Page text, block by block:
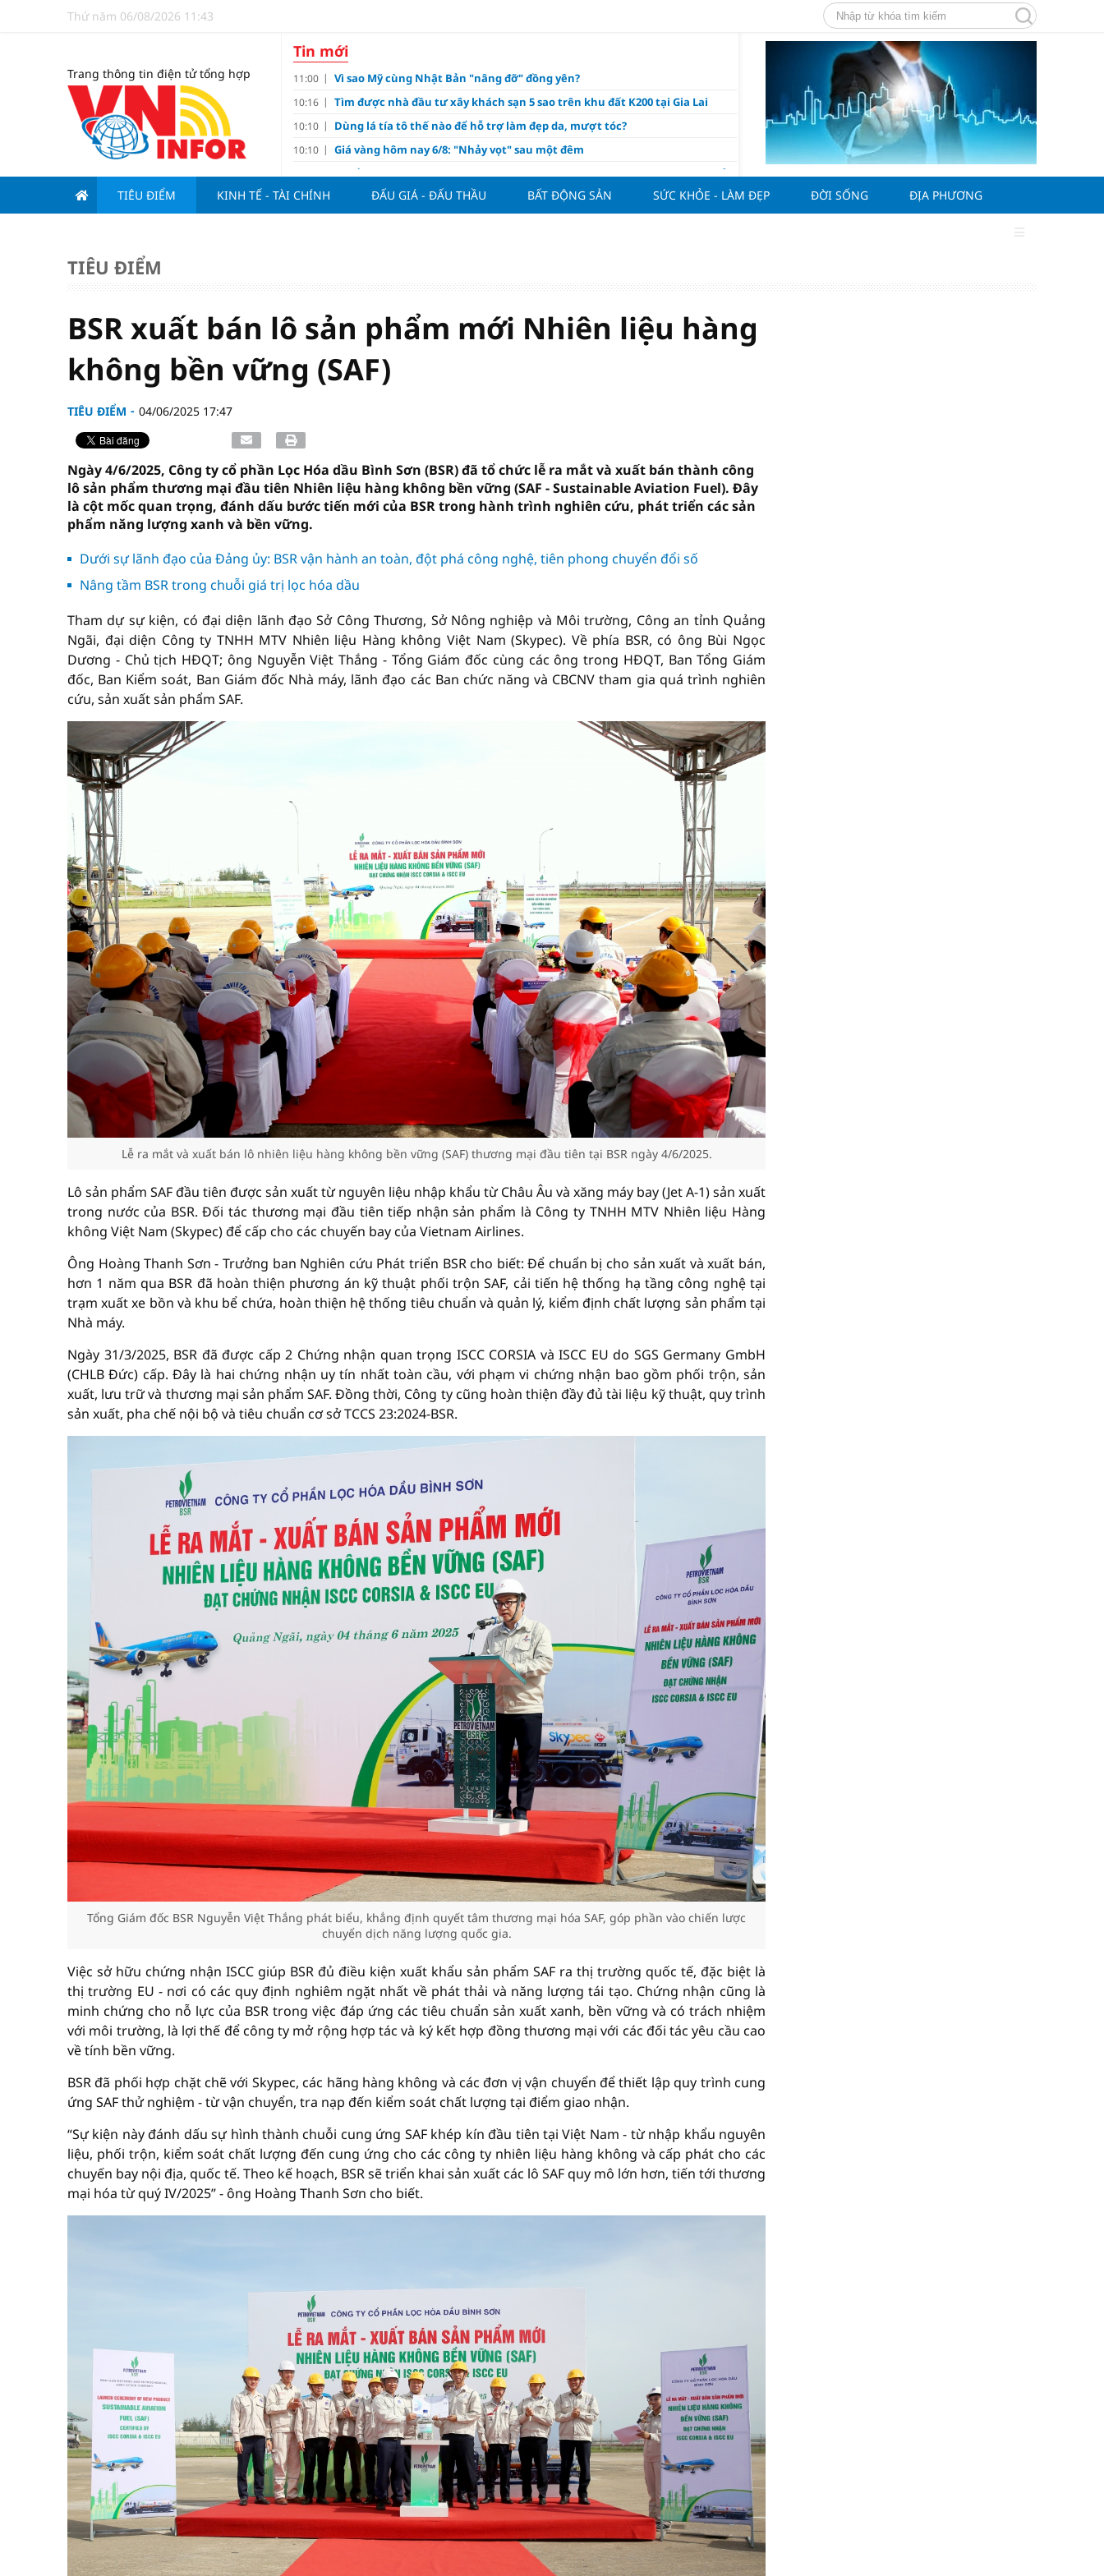
Thứ năm 06/08/2026 11:43
Trang thông tin điện tử tổng hợp
Tin mới
11:00 Vì sao Mỹ cùng Nhật Bản "nâng đỡ" đồng yên?
10:16 Tìm được nhà đầu tư xây khách sạn 5 sao trên khu đất K200 tại Gia Lai
10:10 Dùng lá tía tô thế nào để hỗ trợ làm đẹp da, mượt tóc?
10:10 Giá vàng hôm nay 6/8: "Nhảy vọt" sau một đêm
10:07
Tuyển Việt Nam tính bài toán xoay tua tại ASEAN Cup 2026 và màn đáp trả
nảy lửa của Hoàng Hên
09:15 Đề xuất đưa kim cương vào ngành nghề kinh doanh có điều kiện như vàng
07:00 Tiến độ giải ngân đầu tư công - xung lực cho tăng trưởng
cảm êm đẹp
TIÊU ĐIỂM KINH TẾ - TÀI CHÍNH ĐẤU GIÁ - ĐẤU THẦU BẤT ĐỘNG SẢN SỨC KHỎE - LÀM ĐẸP ĐỜI SỐNG ĐỊA PHƯƠNG
TIÊU ĐIỂM
BSR xuất bán lô sản phẩm mới Nhiên liệu hàng
không bền vững (SAF)
TIÊU ĐIỂM 04/06/2025 17:47
Ngày 4/6/2025, Công ty cổ phần Lọc Hóa dầu Bình Sơn (BSR) đã tổ chức lễ ra mắt và xuất bán thành công
lô sản phẩm thương mại đầu tiên Nhiên liệu hàng không bền vững (SAF - Sustainable Aviation Fuel). Đây
là cột mốc quan trọng, đánh dấu bước tiến mới của BSR trong hành trình nghiên cứu, phát triển các sản
phẩm năng lượng xanh và bền vững.
Dưới sự lãnh đạo của Đảng ủy: BSR vận hành an toàn, đột phá công nghệ, tiên phong chuyển đổi số
Nâng tầm BSR trong chuỗi giá trị lọc hóa dầu
Tham dự sự kiện, có đại diện lãnh đạo Sở Công Thương, Sở Nông nghiệp và Môi trường, Công an tỉnh Quảng
Ngãi, đại diện Công ty TNHH MTV Nhiên liệu Hàng không Việt Nam (Skypec). Về phía BSR, có ông Bùi Ngọc
Dương - Chủ tịch HĐQT; ông Nguyễn Việt Thắng - Tổng Giám đốc cùng các ông trong HĐQT, Ban Tổng Giám
đốc, Ban Kiểm soát, Ban Giám đốc Nhà máy, lãnh đạo các Ban chức năng và CBCNV tham gia quá trình nghiên
cứu, sản xuất sản phẩm SAF.
Lễ ra mắt và xuất bán lô nhiên liệu hàng không bền vững (SAF) thương mại đầu tiên tại BSR ngày 4/6/2025.
Lô sản phẩm SAF đầu tiên được sản xuất từ nguyên liệu nhập khẩu từ Châu Âu và xăng máy bay (Jet A-1) sản xuất
trong nước của BSR. Đối tác thương mại đầu tiên tiếp nhận sản phẩm là Công ty TNHH MTV Nhiên liệu Hàng
không Việt Nam (Skypec) để cấp cho các chuyến bay của Vietnam Airlines.
Ông Hoàng Thanh Sơn - Trưởng ban Nghiên cứu Phát triển BSR cho biết: Để chuẩn bị cho sản xuất và xuất bán,
hơn 1 năm qua BSR đã hoàn thiện phương án kỹ thuật phối trộn SAF, cải tiến hệ thống hạ tầng công nghệ tại
trạm xuất xe bồn và khu bể chứa, hoàn thiện hệ thống tiêu chuẩn và quản lý, kiểm định chất lượng sản phẩm tại
Nhà máy.
Ngày 31/3/2025, BSR đã được cấp 2 Chứng nhận quan trọng ISCC CORSIA và ISCC EU do SGS Germany GmbH
(CHLB Đức) cấp. Đây là hai chứng nhận uy tín nhất toàn cầu, với phạm vi chứng nhận bao gồm phối trộn, sản
xuất, lưu trữ và thương mại sản phẩm SAF. Đồng thời, Công ty cũng hoàn thiện đầy đủ tài liệu kỹ thuật, quy trình
sản xuất, pha chế nội bộ và tiêu chuẩn cơ sở TCCS 23:2024-BSR.
Tổng Giám đốc BSR Nguyễn Việt Thắng phát biểu, khẳng định quyết tâm thương mại hóa SAF, góp phần vào chiến lược
chuyển dịch năng lượng quốc gia.
Việc sở hữu chứng nhận ISCC giúp BSR đủ điều kiện xuất khẩu sản phẩm SAF ra thị trường quốc tế, đặc biệt là
thị trường EU - nơi có các quy định nghiêm ngặt nhất về phát thải và năng lượng tái tạo. Chứng nhận cũng là
minh chứng cho nỗ lực của BSR trong việc đáp ứng các tiêu chuẩn sản xuất xanh, bền vững và có trách nhiệm
với môi trường, là lợi thế để công ty mở rộng hợp tác và ký kết hợp đồng thương mại với các đối tác yêu cầu cao
về tính bền vững.
BSR đã phối hợp chặt chẽ với Skypec, các hãng hàng không và các đơn vị vận chuyển để thiết lập quy trình cung
ứng SAF thử nghiệm - từ vận chuyển, tra nạp đến kiểm soát chất lượng tại điểm giao nhận.
“Sự kiện này đánh dấu sự hình thành chuỗi cung ứng SAF khép kín đầu tiên tại Việt Nam - từ nhập khẩu nguyên
liệu, phối trộn, kiểm soát chất lượng đến cung ứng cho các công ty nhiên liệu hàng không và cấp phát cho các
chuyến bay nội địa, quốc tế. Theo kế hoạch, BSR sẽ triển khai sản xuất các lô SAF quy mô lớn hơn, tiến tới thương
mại hóa từ quý IV/2025” - ông Hoàng Thanh Sơn cho biết.